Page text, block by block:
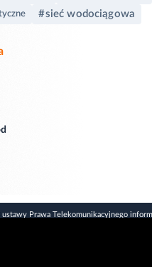
#sieć wodociągowa
Prawa Telekomunikacyjnego